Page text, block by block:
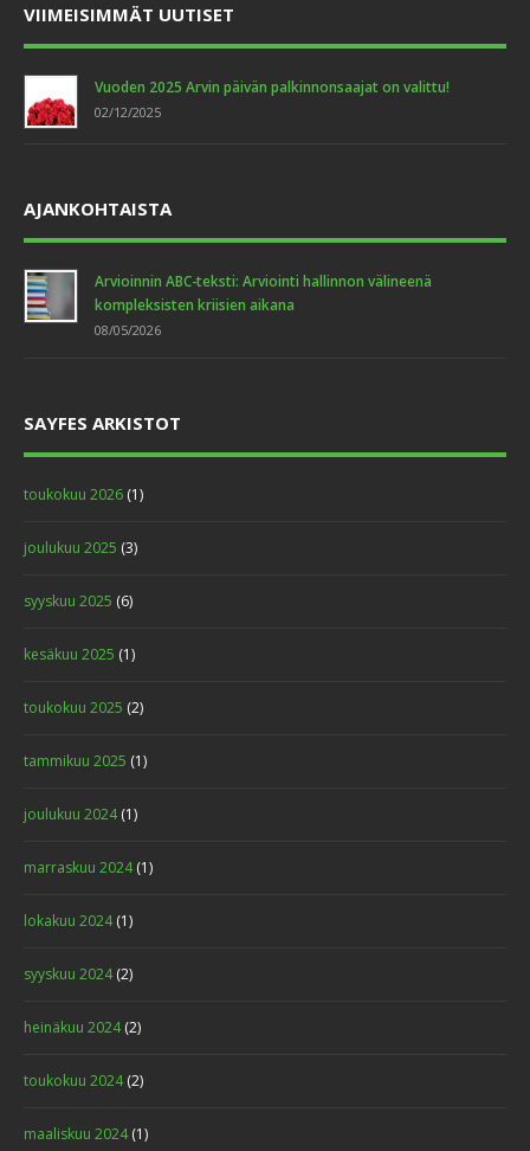
VIIMEISIMMÄT UUTISET
Vuoden 2025 Arvin päivän palkinnonsaajat on valittu!
02/12/2025
AJANKOHTAISTA
Arvioinnin ABC-teksti: Arviointi hallinnon välineenä
kompleksisten kriisien aikana
08/05/2026
SAYFES ARKISTOT
toukokuu 2026 (1)
joulukuu 2025 (3)
syyskuu 2025 (6)
kesäkuu 2025 (1)
toukokuu 2025 (2)
tammikuu 2025 (1)
joulukuu 2024(1)
marraskuu 2024(1)
lokakuu 2024(1)
syyskuu 2024(2)
heinäkuu 2024(2)
toukokuu 2024(2)
maaliskuu 2024(1)